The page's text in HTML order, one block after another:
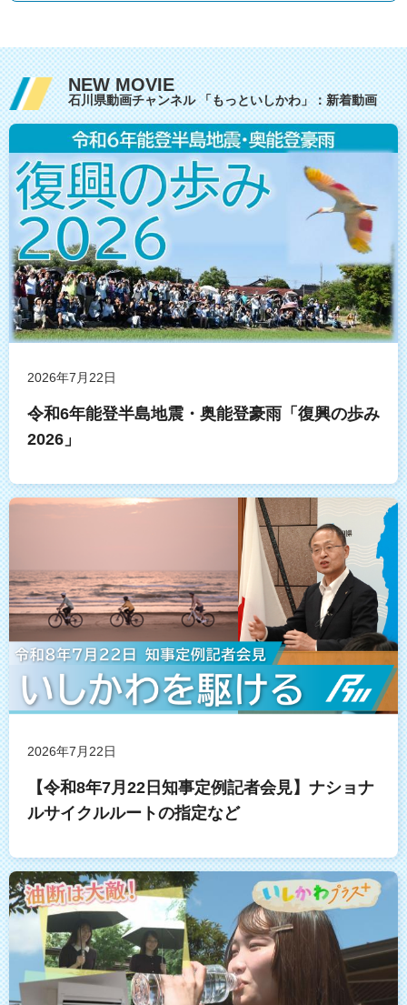
NEW MOVIE
石川県動画チャンネル 「もっといしかわ」：新着動画
2026年7月22日
令和6年能登半島地震・奥能登豪雨「復興の歩み
2026」
2026年7月22日
【令和8年7月22日知事定例記者会見】ナショナ
ルサイクルルートの指定など